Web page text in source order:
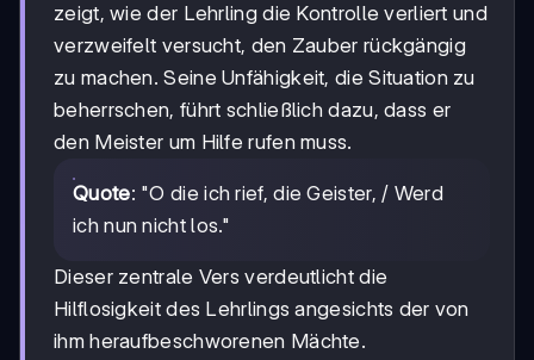
zeigt, wie der Lehrling die Kontrolle verliert und
verzweifelt versucht, den Zauber rückgängig
zu machen. Seine Unfähigkeit, die Situation zu
beherrschen, führt schließlich dazu, dass er
den Meister um Hilfe rufen muss.
Quote: "O die ich rief, die Geister, / Werd
ich nun nicht los."
Dieser zentrale Vers verdeutlicht die
Hilflosigkeit des Lehrlings angesichts der von
ihm heraufbeschworenen Mächte.